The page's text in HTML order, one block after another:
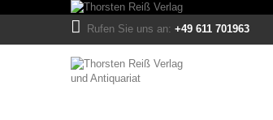
Rufen Sie uns an: +49 611 701963